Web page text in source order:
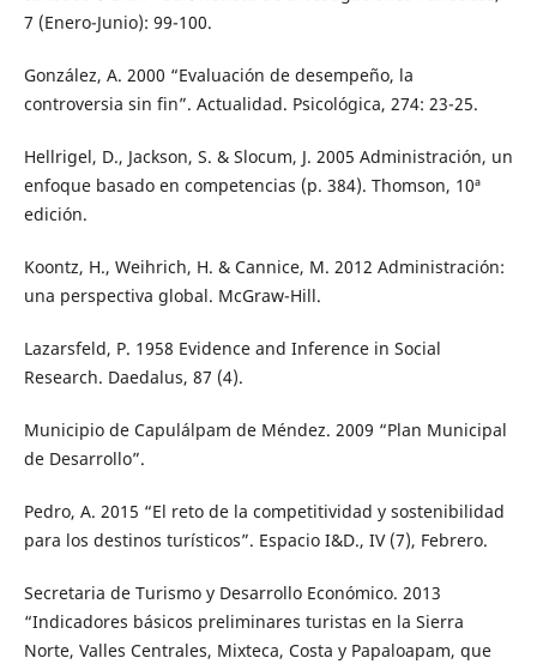
7 (Enero-Junio): 99-100.
González, A. 2000 “Evaluación de desempeño, la
controversia sin fin”. Actualidad. Psicológica, 274: 23-25.
Hellrigel, D., Jackson, S. & Slocum, J. 2005 Administración, un
enfoque basado en competencias (p. 384). Thomson, 10ª
edición.
Koontz, H., Weihrich, H. & Cannice, M. 2012 Administración:
una perspectiva global. McGraw-Hill.
Lazarsfeld, P. 1958 Evidence and Inference in Social
Research. Daedalus, 87 (4).
Municipio de Capulálpam de Méndez. 2009 “Plan Municipal
de Desarrollo”.
Pedro, A. 2015 “El reto de la competitividad y sostenibilidad
para los destinos turísticos”. Espacio I&D., IV (7), Febrero.
Secretaria de Turismo y Desarrollo Económico. 2013
“Indicadores básicos preliminares turistas en la Sierra
Norte, Valles Centrales, Mixteca, Costa y Papaloapam, que